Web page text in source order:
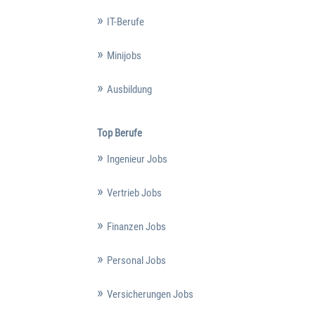
IT-Berufe
Minijobs
Ausbildung
Top Berufe
Ingenieur Jobs
Vertrieb Jobs
Finanzen Jobs
Personal Jobs
Versicherungen Jobs